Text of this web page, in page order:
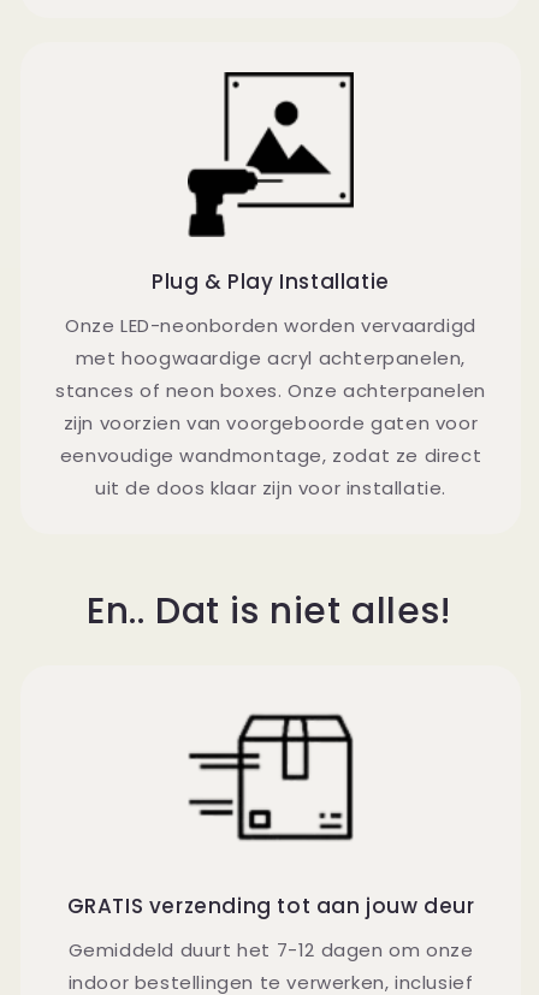
Plug & Play Installatie
Onze LED-neonborden worden vervaardigd
met hoogwaardige acryl achterpanelen,
stances of neon boxes. Onze achterpanelen
zijn voorzien van voorgeboorde gaten voor
eenvoudige wandmontage, zodat ze direct
uit de doos klaar zijn voor installatie.
En.. Dat is niet alles!
GRATIS verzending tot aan jouw deur
Gemiddeld duurt het 7-12 dagen om onze
indoor bestellingen te verwerken, inclusief